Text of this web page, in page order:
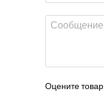
Оцените товар